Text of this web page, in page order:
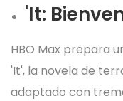
'It:
HBO Max prepara
'It', la novela de
adaptado con